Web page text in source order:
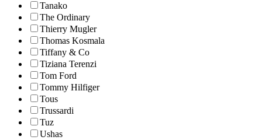
Tanako
The Ordinary
Thierry Mugler
Thomas Kosmala
Tiffany & Co
Tiziana Terenzi
Tom Ford
Tommy Hilfiger
Tous
Trussardi
Tuz
Ushas